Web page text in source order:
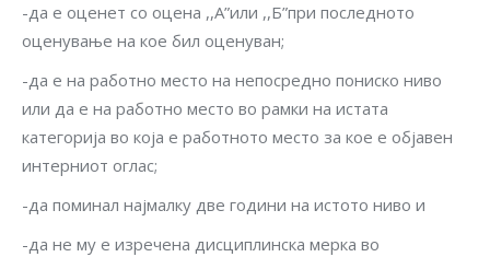
-да е оценет со оцена ,,A”или ,,Б”при последното
оценување на кое бил оценуван;
-да е на работно место на непосредно пониско ниво
или да е на работно место во рамки на истата
категорија во која е работното место за кое е објавен
интерниот оглас;
-да поминал најмалку две години на истото ниво и
-да не му е изречена дисциплинска мерка во